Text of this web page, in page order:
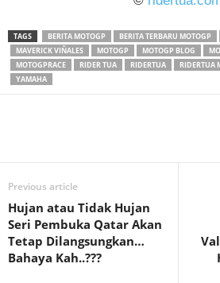
TAGS BERITA MOTOGP BERITA TERBARU MOTOGP
MAVERICK VIÑALES
MOTOGP MOTOGP BLOG
MOTOGPRACE
RIDER TUA RIDERTUA RIDERTUA
YAMAHA
Previous article
Hujan atau Tidak Hujan
Seri Pembuka Qatar Akan
Tetap Dilangsungkan…
Bahaya Kah..???